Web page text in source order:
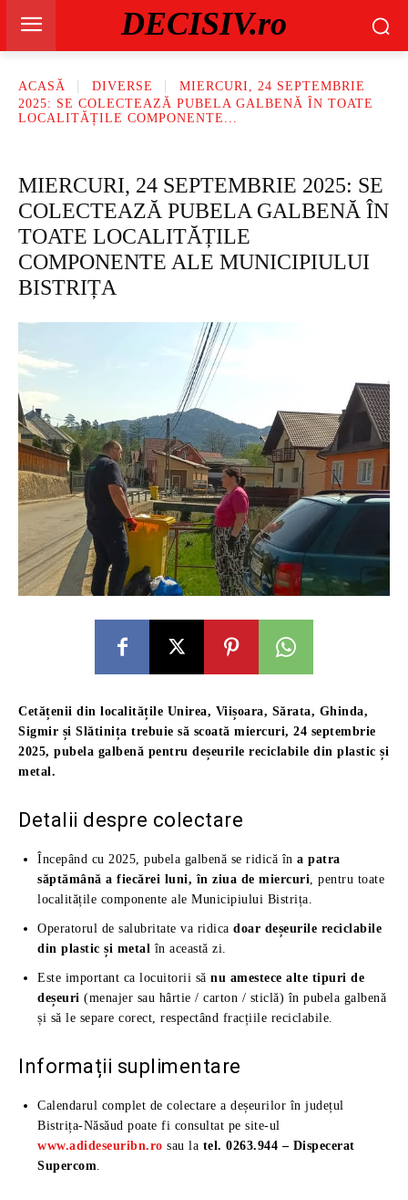
DECISIV.ro
ACASĂ DIVERSE
MIERCURI, 24 SEPTEMBRIE
2025: SE COLECTEAZĂ PUBELA GALBENĂ ÎN TOATE
LOCALITĂȚILE COMPONENTE...
MIERCURI, 24 SEPTEMBRIE 2025: SE
COLECTEAZĂ PUBELA GALBENĂ ÎN
TOATE LOCALITĂȚILE
COMPONENTE ALE MUNICIPIULUI
BISTRIȚA
Cetățenii din localitățile Unirea, Viișoara, Sărata, Ghinda,
Sigmir și Slătinița trebuie să scoată miercuri, 24 septembrie
2025, pubela galbenă pentru deșeurile reciclabile din plastic și
metal.
Detalii despre colectare
Începând cu 2025, pubela galbenă se ridică în a patra
săptămână a fiecărei luni, în ziua de miercuri, pentru toate
localitățile componente ale Municipiului Bistrița.
Operatorul de salubritate va ridica doar deșeurile reciclabile
din plastic și metal în această zi.
Este important ca locuitorii să nu amestece alte tipuri de
deșeuri (menajer sau hârtie / carton / sticlă) în pubela galbenă
și să le separe corect, respectând fracțiile reciclabile.
Informații suplimentare
Calendarul complet de colectare a deșeurilor în județul
Bistrița-Năsăud poate fi consultat pe site-ul
www.adideseuribn.ro sau la tel. 0263.944 – Dispecerat
Supercom.